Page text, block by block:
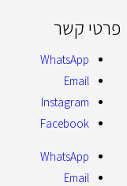
פרטי קשר
WhatsApp
Email
Instagram
Facebook
WhatsApp
Email